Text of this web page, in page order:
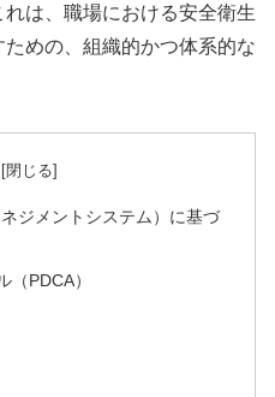
は、職場における安全衛生
めの、組織的かつ体系的な
ジメントシステム）に基づ
PDCA）